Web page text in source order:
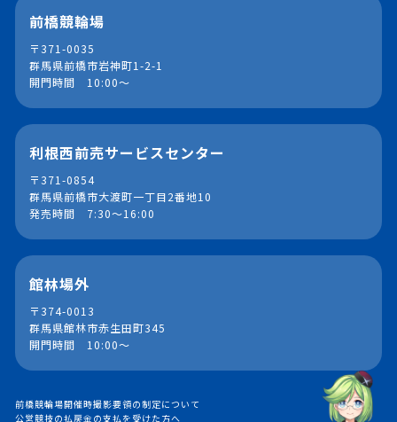
前橋競輪場
〒371-0035
群馬県前橋市岩神町1-2-1
開門時間 10:00～
利根西前売サービスセンター
〒371-0854
群馬県前橋市大渡町一丁目2番地10
発売時間 7:30～16:00
館林場外
〒374-0013
群馬県館林市赤生田町345
開門時間 10:00～
前橋競輪場開催時撮影要領の制定について
公営競技の払戻金の支払を受けた方へ